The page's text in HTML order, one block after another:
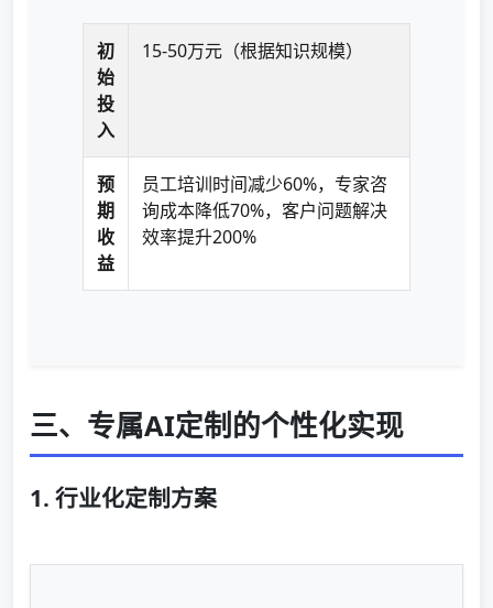
初
始
投
入
15-50万元（根据知识规模）
预
期
收
益
员工培训时间减少60%，专家咨
询成本降低70%，客户问题解决
效率提升200%
三、专属AI定制的个性化实现
1. 行业化定制方案